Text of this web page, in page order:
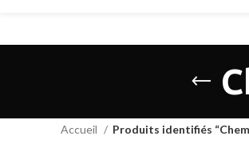
Accueil Produits identifiés